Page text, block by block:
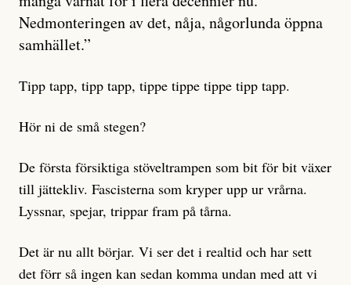
Nedmonteringen av det, nåja, någorlunda öppna
samhället.”
Tipp tapp, tipp tapp, tippe tippe tippe tipp tapp.
Hör ni de små stegen?
De första försiktiga stöveltrampen som bit för bit växer
till jättekliv. Fascisterna som kryper upp ur vrårna.
Lyssnar, spejar, trippar fram på tårna.
Det är nu allt börjar. Vi ser det i realtid och har sett
det förr så ingen kan sedan komma undan med att vi